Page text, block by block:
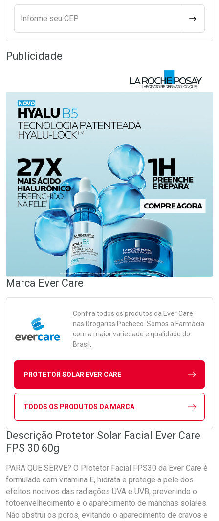
Informe seu CEP
Publicidade
Marca Ever Care
Confira todos os produtos da Ever Care
nas Drogarias Pacheco. Somos a Farmácia
com a maior variedade e qualidade do
Brasil.
PROTETOR SOLAR EVER CARE
TODOS OS PRODUTOS DA MARCA
Descrição Protetor Solar Facial Ever Care
FPS 30 60g
PARA QUE SERVE? O Protetor Facial FPS30 da Ever Care é
formulado com vitamina E, hidrata e protege a pele dos
efeitos nocivos das radiações UVA e UVB, prevenindo o
fotoenvelhecimento e o aparecimento de manchas solares.
Não obstrui os poros, evitando o aparecimento de cravos e